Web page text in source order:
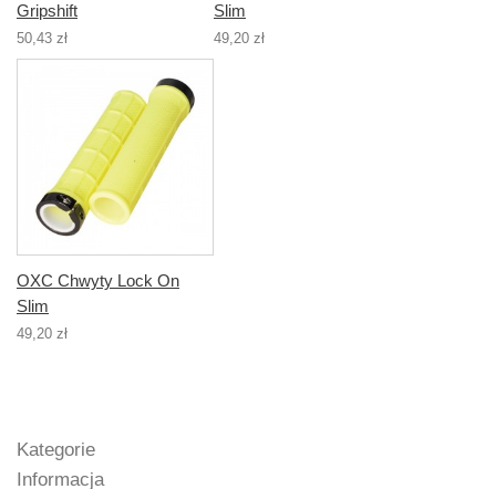
Gripshift
50,43 zł
Slim
49,20 zł
OXC Chwyty Lock On
Slim
49,20 zł
Kategorie
Informacja